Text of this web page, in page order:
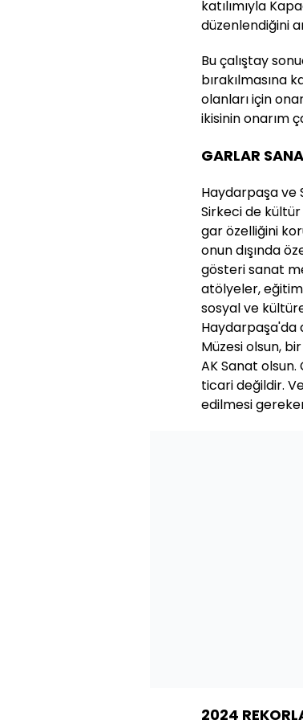
katılımıyla
düzenlendiğini
Bu çalıştay
bırakılmasına
olanları için
ikisinin onarım
GARLAR
Haydarpaşa ve
Sirkeci de
gar özelliğini
onun dışında
gösteri sanat
atölyeler,
sosyal ve
Haydarpaşa'da
Müzesi olsun,
AK Sanat
ticari değildir.
edilmesi
2024